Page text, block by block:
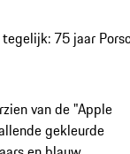
75 jaar
van de "Apple
gekleurde